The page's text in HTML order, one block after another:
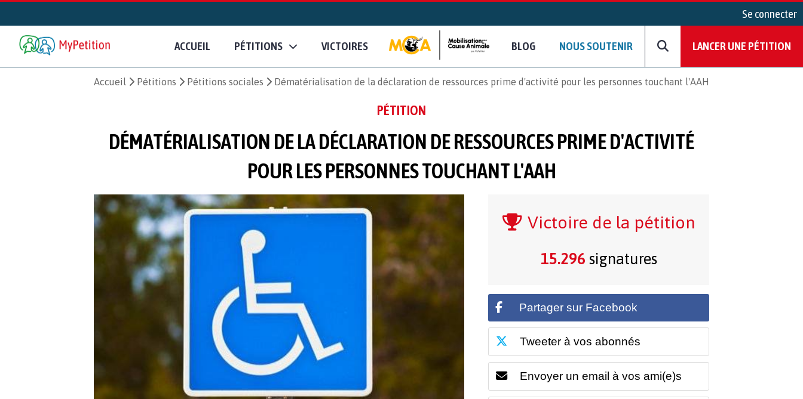
Se connecter
ACCUEIL PÉTITIONS VICTOIRES BLOG NOUS SOUTENIR LANCER UNE PÉTITION
Accueil Pétitions Pétitions sociales Dématérialisation de la déclaration de ressources prime d'activité pour les personnes touchant l'AAH
PÉTITION
DÉMATÉRIALISATION DE LA DÉCLARATION DE RESSOURCES PRIME D'ACTIVITÉ
POUR LES PERSONNES TOUCHANT L'AAH
Victoire de la pétition
15.296 signatures
Partager sur Facebook
Tweeter à vos abonnés
Envoyer un email à vos ami(e)s